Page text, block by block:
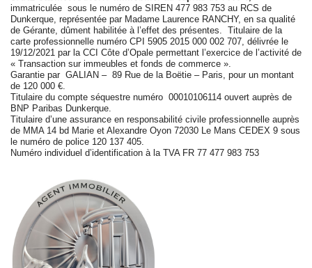
immatriculée sous le numéro de SIREN 477 983 753 au RCS de
Dunkerque, représentée par Madame Laurence RANCHY, en sa qualité
de Gérante, dûment habilitée à l’effet des présentes. Titulaire de la
carte professionnelle numéro CPI 5905 2015 000 002 707, délivrée le
19/12/2021 par la CCI Côte d’Opale permettant l’exercice de l’activité de
« Transaction sur immeubles et fonds de commerce ».
Garantie par GALIAN – 89 Rue de la Boëtie – Paris, pour un montant
de 120 000 €.
Titulaire du compte séquestre numéro 00010106114 ouvert auprès de
BNP Paribas Dunkerque.
Titulaire d’une assurance en responsabilité civile professionnelle auprès
de MMA 14 bd Marie et Alexandre Oyon 72030 Le Mans CEDEX 9 sous
le numéro de police 120 137 405.
Numéro individuel d’identification à la TVA FR 77 477 983 753